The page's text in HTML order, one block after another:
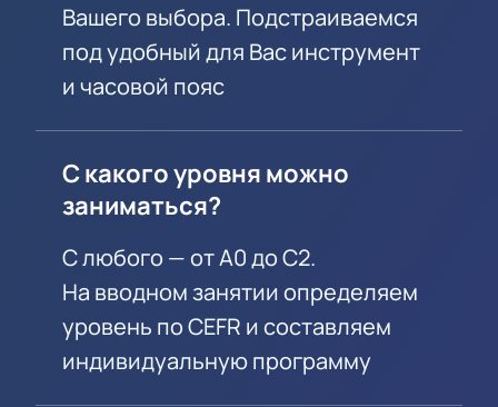
Вашего выбора. Подстраиваемся
под удобный для Вас инструмент
и часовой пояс
С какого уровня можно
заниматься?
С любого — от A0 до C2.
На вводном занятии определяем
уровень по CEFR и составляем
индивидуальную программу